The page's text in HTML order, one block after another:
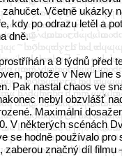
Včetně ukázky
kdy po odrazu letěl a
dně.
a 8 týdnů před
protože v New Line
Pak nastal chaos ve
nebyl obzvlášť
Maximální
V některých scénách
se hodně používalo pro
značný díl filmu